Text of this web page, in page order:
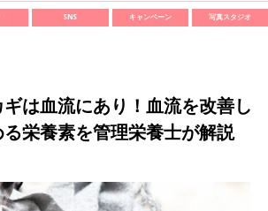
SNS キャンペーン 写真スタジオ
は血流にあり！血流を改善し
栄養素を管理栄養士が解説